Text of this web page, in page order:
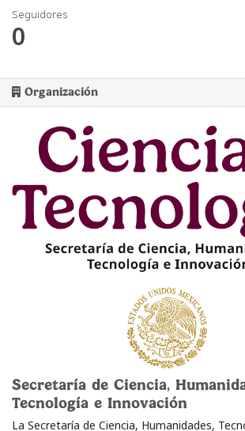
Seguidores
0
Organización
Secretaría de Ciencia,
Tecnología e Innovación
La Secretaría de Ciencia, Humanidades,